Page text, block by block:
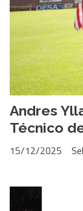
Andres
Técnico
15/12/2025